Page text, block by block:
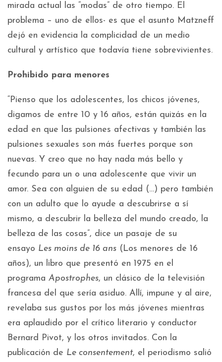
mirada actual las “modas” de otro tiempo. El
problema – uno de ellos- es que el asunto Matzneff
dejó en evidencia la complicidad de un medio
cultural y artístico que todavía tiene sobrevivientes.
Prohibido para menores
“Pienso que los adolescentes, los chicos jóvenes,
digamos de entre 10 y 16 años, están quizás en la
edad en que las pulsiones afectivas y también las
pulsiones sexuales son más fuertes porque son
nuevas. Y creo que no hay nada más bello y
fecundo para un o una adolescente que vivir un
amor. Sea con alguien de su edad (…) pero también
con un adulto que lo ayude a descubrirse a sí
mismo, a descubrir la belleza del mundo creado, la
belleza de las cosas”, dice un pasaje de su
ensayo Les moins de 16 ans (Los menores de 16
años), un libro que presentó en 1975 en el
programa Apostrophes, un clásico de la televisión
francesa del que sería asiduo. Allí, impune y al aire,
revelaba sus gustos por los más jóvenes mientras
era aplaudido por el crítico literario y conductor
Bernard Pivot, y los otros invitados. Con la
publicación de Le consentement, el periodismo salió